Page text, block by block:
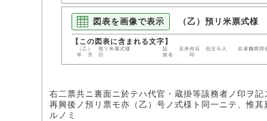
図表を画像で表示 （乙）預リ米票式様
（乙） 預リ米票式様 証 丑米何石 但五斗入 右者
年 月 日 姓名 印
右二票共ニ裏面ニ於テハ代官・蔵掛等該務者ノ印ヲ記
再興後ノ預リ票モ亦（乙）号ノ式様ト同一ニテ、惟
ルノミ